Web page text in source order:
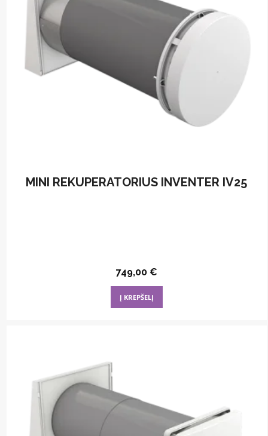
MINI REKUPERATORIUS INVENTER IV25
749,00 €
Į KREPŠELĮ